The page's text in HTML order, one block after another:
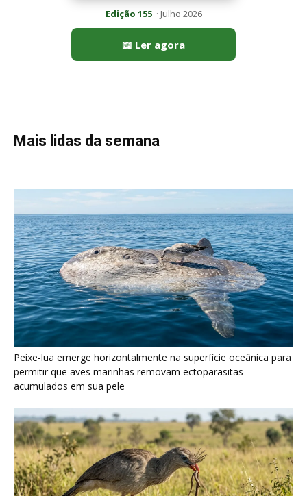
Peixe-lua emerge horizontalmente na superfície oceânica para
permitir que aves marinhas removam ectoparasitas
Seriema utiliza pernas longas e arremessa serpentes contra
rochas para subjugar presas peçonhentas nos campos